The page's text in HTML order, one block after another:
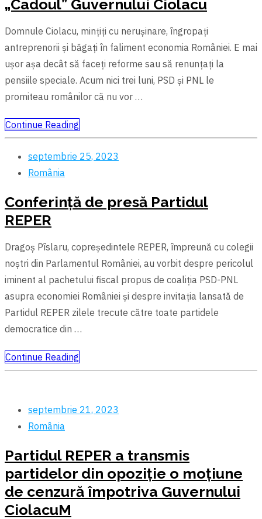
„Cadoul” Guvernului Ciolacu
Domnule Ciolacu, mințiți cu nerușinare, îngropați
antreprenorii și băgați în faliment economia României. E mai
uşor aşa decât să faceți reforme sau să renunțați la
pensiile speciale. Acum nici trei luni, PSD și PNL le
promiteau românilor că nu vor …
Continue Reading
septembrie 25, 2023
România
Conferință de presă Partidul
REPER
Dragoș Pîslaru, copreședintele REPER, împreună cu colegii
noștri din Parlamentul României, au vorbit despre pericolul
iminent al pachetului fiscal propus de coaliția PSD-PNL
asupra economiei României și despre invitația lansată de
Partidul REPER zilele trecute către toate partidele
democratice din …
Continue Reading
septembrie 21, 2023
România
Partidul REPER a transmis
partidelor din opoziție o moțiune
de cenzură împotriva Guvernului
CiolacuM